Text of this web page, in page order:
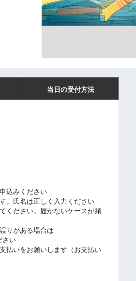
当日の受付方法
込みください
。氏名は正しく入力ください
ください。届かないケースが頻
りがある場合は
さい
払いをお願いします（お支払い